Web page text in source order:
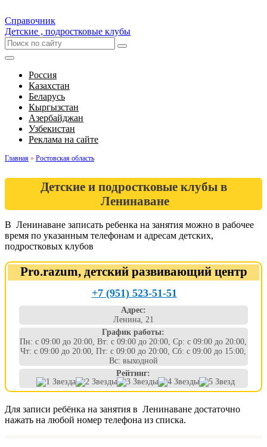
Справочник
Детские , подростковые клубы
Россия
Казахстан
Беларусь
Кыргызстан
Азербайджан
Узбекистан
Реклама на сайте
Главная » Ростовская область
Детские и подростковые клубы в
Ленинаване
В Ленинаване записать ребенка на занятия можно в рабочее
время по указанным телефонам и адресам детских,
подростковых клубов
Pro.razum, детский развивающий центр
+7 (951) 523-51-51
Адрес:
Ленина, 21
График работы:
Пн: с 09:00 до 20:00, Вт: с 09:00 до 20:00, Ср: с 09:00 до 20:00,
Чт: с 09:00 до 20:00, Пт: с 09:00 до 20:00, Сб: с 09:00 до 15:00,
Вс: выходной
Рейтинг:
Для записи ребёнка на занятия в Ленинаване достаточно
нажать на любой номер телефона из списка.